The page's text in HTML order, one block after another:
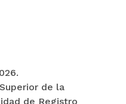
de la
de Registro